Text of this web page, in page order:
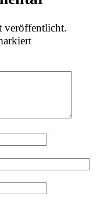
veröffentlicht.